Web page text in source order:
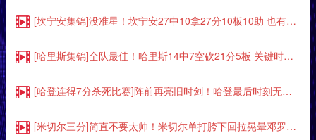
[坎宁安集锦]没准星！坎宁安27中10拿27分10板10助 也有8失误5犯规
[哈里斯集锦]全队最佳！哈里斯14中7空砍21分5板 关键时刻屡屡挺身而出
[哈登连得7分杀死比赛]阵前再亮旧时剑！哈登最后时刻无解单打连得7分，彻底杀死比赛
[米切尔三分]简直不要太帅！米切尔单打胯下回拉晃晕邓罗，三分直接飚进